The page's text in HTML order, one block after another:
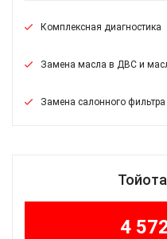
Комплексная диагностика
Замена масла в ДВС и
Замена салонного фильтра
4